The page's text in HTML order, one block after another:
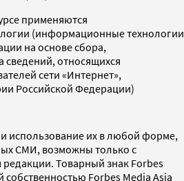
применяются
(информационные технологии
на основе сбора,
сведений, относящихся
сети «Интернет»,
Российской Федерации)
использование их в любой форме,
СМИ, возможны только с
Товарный знак Forbes
собственностью Forbes Media Asia